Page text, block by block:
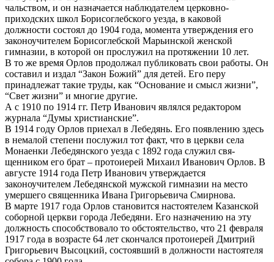
чальством, и он назначается на­блюдателем церковно-
приходских школ Борисоглебского уезда, в каковой
должности со­стоял до 1904 года, момента утверждения его
законоучителем Борисоглебской Марьинской женской
гимназии, в которой он прослужил на протяжении 10 лет.
В то же время Орлов про­должал публиковать свои рабо­ты. Он
составил и издал “Закон Божий” для детей. Его перу
принадлежат такие труды, как “Основание и смысл жизни”,
“Свет жизни” и многие другие.
А с 1910 по 1914 гг. Петр Иванович являлся редактором
журнала “Думы христианские”.
В 1914 году Орлов приехал в Лебедянь. Его появлению здесь
в немалой степени послужил тот факт, что в церкви села
Монаенки Лебедянского уезда с 1892 года служил свя­
щенником его брат – протоиерей Михаил Иванович Орлов. В
августе 1914 года Петр Иванович утверждается
законоучителем Лебедянской муж­ской гимназии на место
умер­шего священника Ивана Гри­горьевича Смирнова.
В марте 1917 года Орлов становится настоятелем Казан­ской
соборной церкви города Лебедяни. Его назначению на эту
должность способствовало то обстоятельство, что 21 фев­раля
1917 года в возрасте 64 лет скончался протоиерей Дмитрий
Григорьевич Высоцкий, состоявший в должности настоятеля